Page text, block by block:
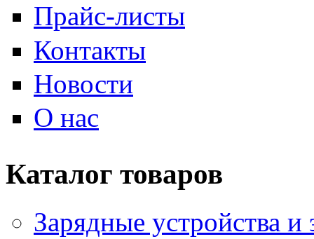
Прайс-листы
Контакты
Новости
О нас
Каталог товаров
Зарядные устройства